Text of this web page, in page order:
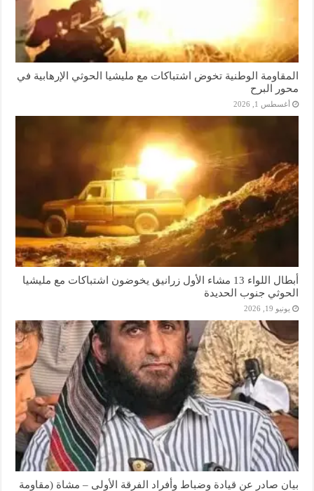
المقاومة الوطنية تخوض اشتباكات مع مليشيا الحوثي الإرهابية في
محور البرح
أغسطس 1, 2026
أبطال اللواء 13 مشاء الأول زرانيق يخوضون اشتباكات مع مليشيا
الحوثي جنوب الحديدة
يونيو 19, 2026
بيان صادر عن قيادة وضباط وأفراد الفرقة الأولى – مشاة (مقاومة